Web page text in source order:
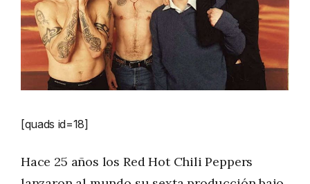
[quads id=18]
Hace 25 años los Red Hot Chili Peppers